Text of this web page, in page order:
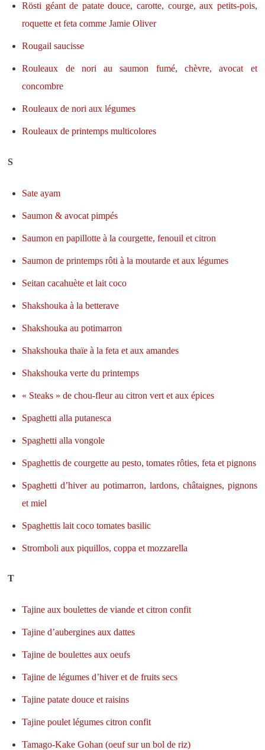
Rösti géant de patate douce, carotte, courge, aux petits-pois,
roquette et feta comme Jamie Oliver
Rougail saucisse
Rouleaux de nori au saumon fumé, chèvre, avocat et
concombre
Rouleaux de nori aux légumes
Rouleaux de printemps multicolores
S
Sate ayam
Saumon & avocat pimpés
Saumon en papillotte à la courgette, fenouil et citron
Saumon de printemps rôti à la moutarde et aux légumes
Seitan cacahuète et lait coco
Shakshouka à la betterave
Shakshouka au potimarron
Shakshouka thaïe à la feta et aux amandes
Shakshouka verte du printemps
« Steaks » de chou-fleur au citron vert et aux épices
Spaghetti alla putanesca
Spaghetti alla vongole
Spaghettis de courgette au pesto, tomates rôties, feta et pignons
Spaghetti d’hiver au potimarron, lardons, châtaignes, pignons
et miel
Spaghettis lait coco tomates basilic
Stromboli aux piquillos, coppa et mozzarella
T
Tajine aux boulettes de viande et citron confit
Tajine d’aubergines aux dattes
Tajine de boulettes aux oeufs
Tajine de légumes d’hiver et de fruits secs
Tajine patate douce et raisins
Tajine poulet légumes citron confit
Tamago-Kake Gohan (oeuf sur un bol de riz)